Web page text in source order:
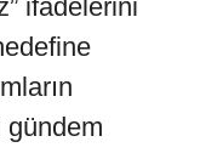
ifadelerini
gündem